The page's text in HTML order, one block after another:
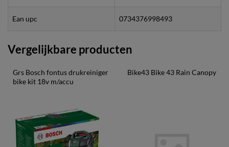
Ean upc 0734376998493
Vergelijkbare producten
Grs Bosch fontus drukreiniger
bike kit 18v m/accu
Bike43 Bike 43 Rain Canopy